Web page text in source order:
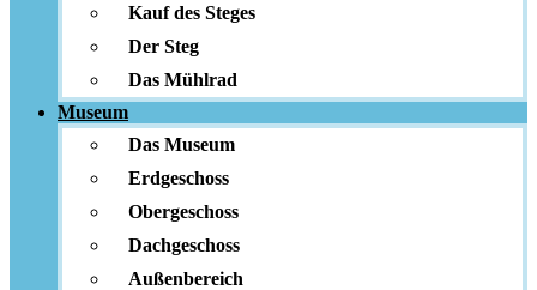
Kauf des Steges
Der Steg
Das Mühlrad
Museum
Das Museum
Erdgeschoss
Obergeschoss
Dachgeschoss
Außenbereich